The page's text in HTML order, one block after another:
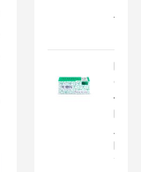
Khăn
Giấy
Đa
An
20-